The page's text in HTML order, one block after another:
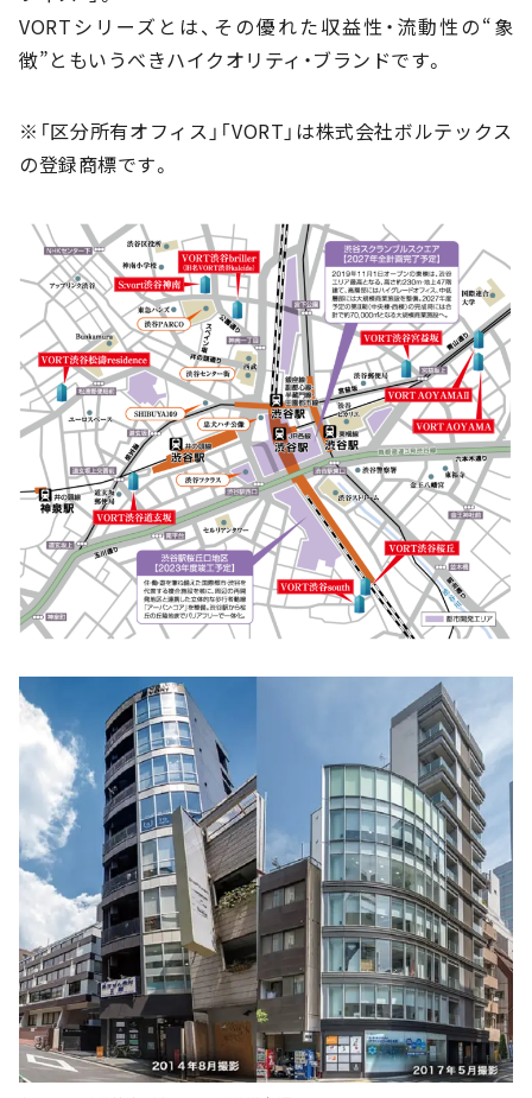
VORTシリーズとは、その優れた収益性・流動性の“象
徴”ともいうべきハイクオリティ・ブランドです。
※「区分所有オフィス」「VORT」は株式会社ボルテックス
の登録商標です。